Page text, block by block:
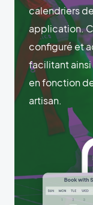
calendriers
application.
configuré et
facilitant
en fonction
artisan.